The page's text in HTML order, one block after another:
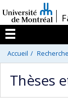
au
contenu
/
Menu
Accueil Recherche
Thèses